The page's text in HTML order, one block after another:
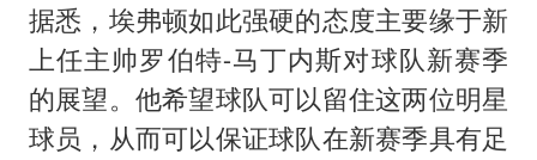
据悉，埃弗顿如此强硬的态度主要缘于新
上任主帅罗伯特-马丁内斯对球队新赛季
的展望。他希望球队可以留住这两位明星
球员，从而可以保证球队在新赛季具有足